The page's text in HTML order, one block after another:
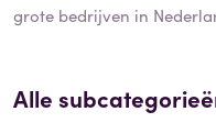
grote bedrijven in
Alle